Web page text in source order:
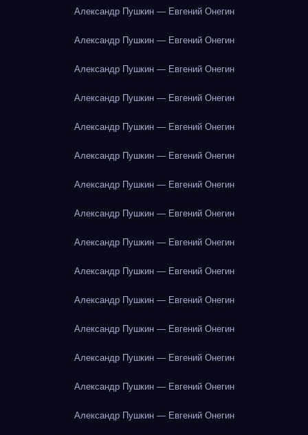
Александр Пушкин — Евгений Онегин
Александр Пушкин — Евгений Онегин
Александр Пушкин — Евгений Онегин
Александр Пушкин — Евгений Онегин
Александр Пушкин — Евгений Онегин
Александр Пушкин — Евгений Онегин
Александр Пушкин — Евгений Онегин
Александр Пушкин — Евгений Онегин
Александр Пушкин — Евгений Онегин
Александр Пушкин — Евгений Онегин
Александр Пушкин — Евгений Онегин
Александр Пушкин — Евгений Онегин
Александр Пушкин — Евгений Онегин
Александр Пушкин — Евгений Онегин
Александр Пушкин — Евгений Онегин